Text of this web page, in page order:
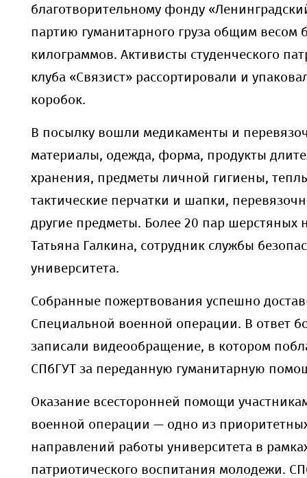
благотворительному фонду
партию гуманитарного груза общим весом
килограммов. Активисты студенческого
клуба «Связист» рассортировали и
коробок.
В посылку вошли медикаменты и
материалы, одежда, форма, продукты
хранения, предметы личной гигиены,
тактические перчатки и шапки,
другие предметы. Более 20 пар шерстяных
Татьяна Галкина, сотрудник службы
университета.
Собранные пожертвования успешно
Специальной военной операции. В ответ
записали видеообращение, в котором
СПбГУТ за переданную гуманитарную
Оказание всесторонней помощи
военной операции — одно из
направлений работы университета в
патриотического воспитания молодежи.